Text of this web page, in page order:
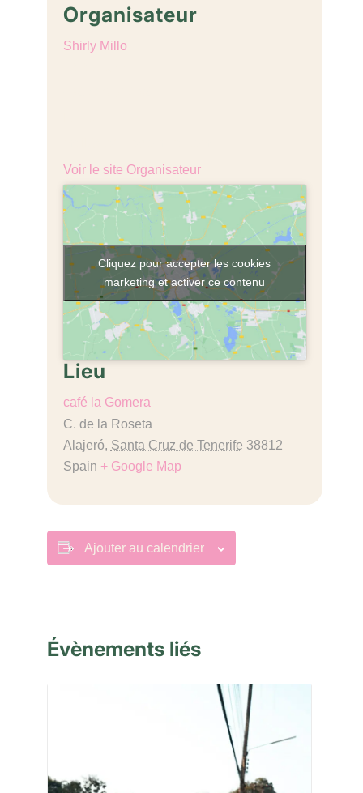
Organisateur
Shirly Millo
Voir le site Organisateur
Lieu
café la Gomera
C. de la Roseta
Alajeró, Santa Cruz de Tenerife 38812
Spain + Google Map
Cliquez pour accepter les cookies
marketing et activer ce contenu
Ajouter au calendrier
Évènements liés